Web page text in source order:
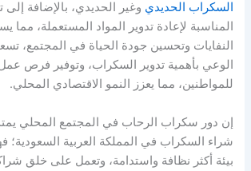
السكراب الحديدي وغير الحديدي، بالإضافة إلى
المناسبة لإعادة تدوير المواد المستعملة،
النفايات وتحسين جودة الحياة في المجتمع،
الوعي بأهمية تدوير السكراب، وتوفير فرص
للمواطنين، مما يعزز النمو الاقتصادي المحلي.
إن دور سكراب الرحاب في المجتمع المحلي
شراء السكراب في المملكة العربية السعودية؛
بيئة أكثر نظافة واستدامة، وتعمل على خلق